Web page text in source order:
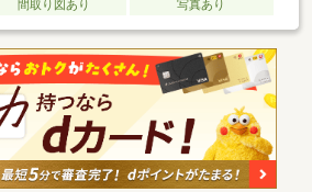
間取り図あり 写真あり